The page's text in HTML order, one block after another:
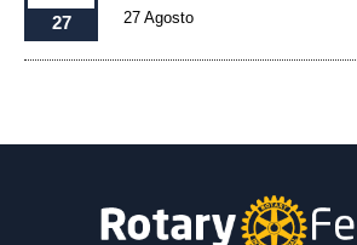
27 27 Agosto